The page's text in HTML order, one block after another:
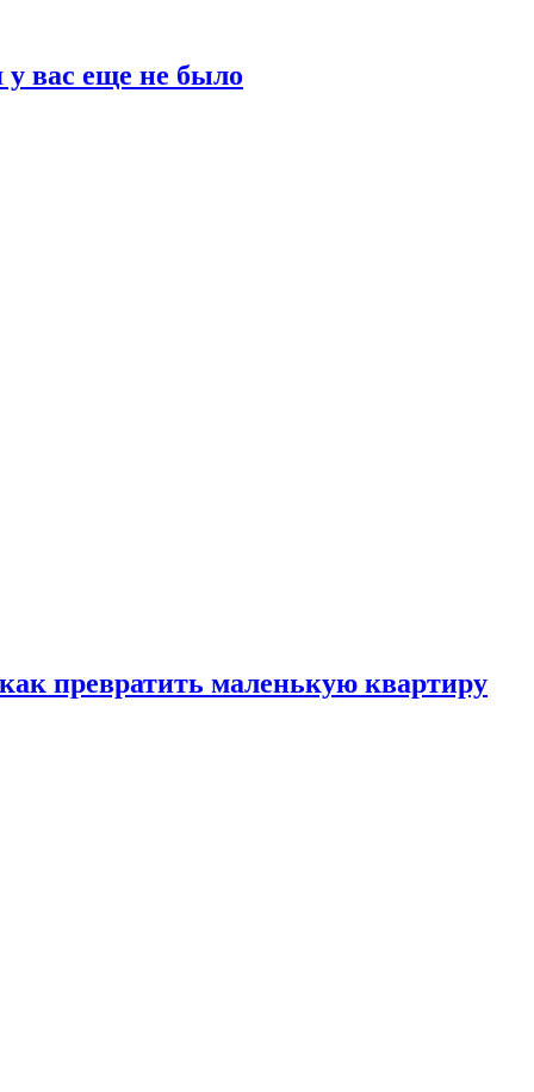
у вас еще не было
превратить маленькую квартиру